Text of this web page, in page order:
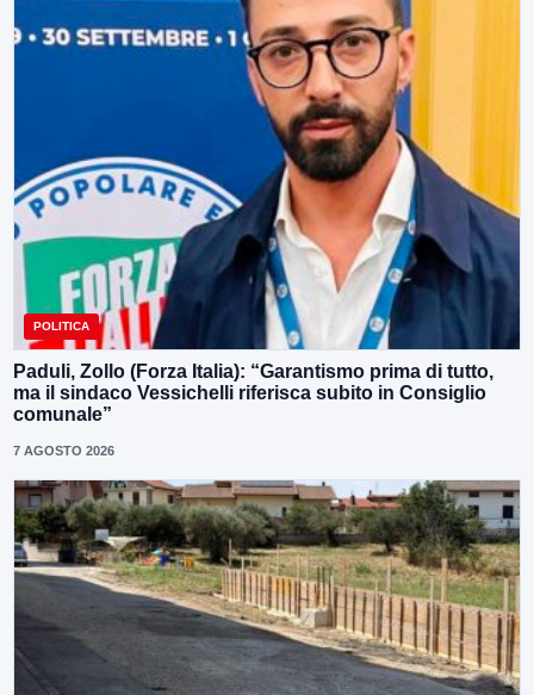
POLITICA
Paduli, Zollo (Forza Italia): “Garantismo prima di tutto,
ma il sindaco Vessichelli riferisca subito in Consiglio
comunale”
7 AGOSTO 2026